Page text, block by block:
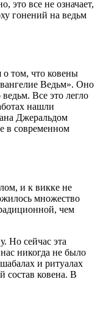
это все не означает,
гонений на ведьм
том, что ковены
Ведьм». Оно
Все это легло
нашли
Джеральдом
в современном
и к викке не
множество
чем
Но сейчас эта
никогда не было
и ритуалах
состав ковена. В